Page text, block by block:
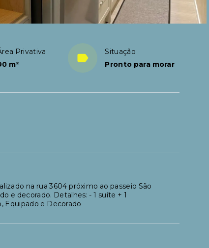
Privativa
m²
Situação
Pronto para morar
na rua 3604 próximo ao passeio São
e decorado. Detalhes: - 1 suíte + 1
Equipado e Decorado